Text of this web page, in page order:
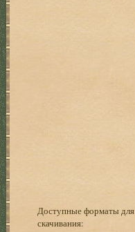
Доступные форматы для
скачивания: